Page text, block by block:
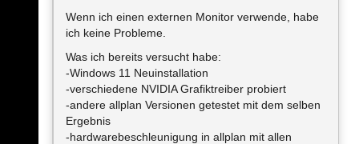
Wenn ich einen externen Monitor verwende, habe
ich keine Probleme.
Was ich bereits versucht habe:
-Windows 11 Neuinstallation
-verschiedene NVIDIA Grafiktreiber probiert
-andere allplan Versionen getestet mit dem selben
Ergebnis
-hardwarebeschleunigung in allplan mit allen